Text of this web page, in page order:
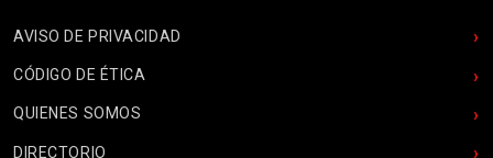
AVISO DE PRIVACIDAD
CÓDIGO DE ÉTICA
QUIENES SOMOS
DIRECTORIO